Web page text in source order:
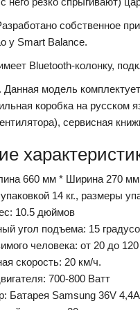
собственное
у Smart Balance.
Bluetooth-колонку,
. Данная модель
коробка на русском
сервисная
660 мм * Ширина 270
14 кг., размеры
10.5 дюймов
угол подъема: 15
человека: от 20 до 120
скорость: 20 км/ч.
700-800 Ватт
Батарея Samsung 36V